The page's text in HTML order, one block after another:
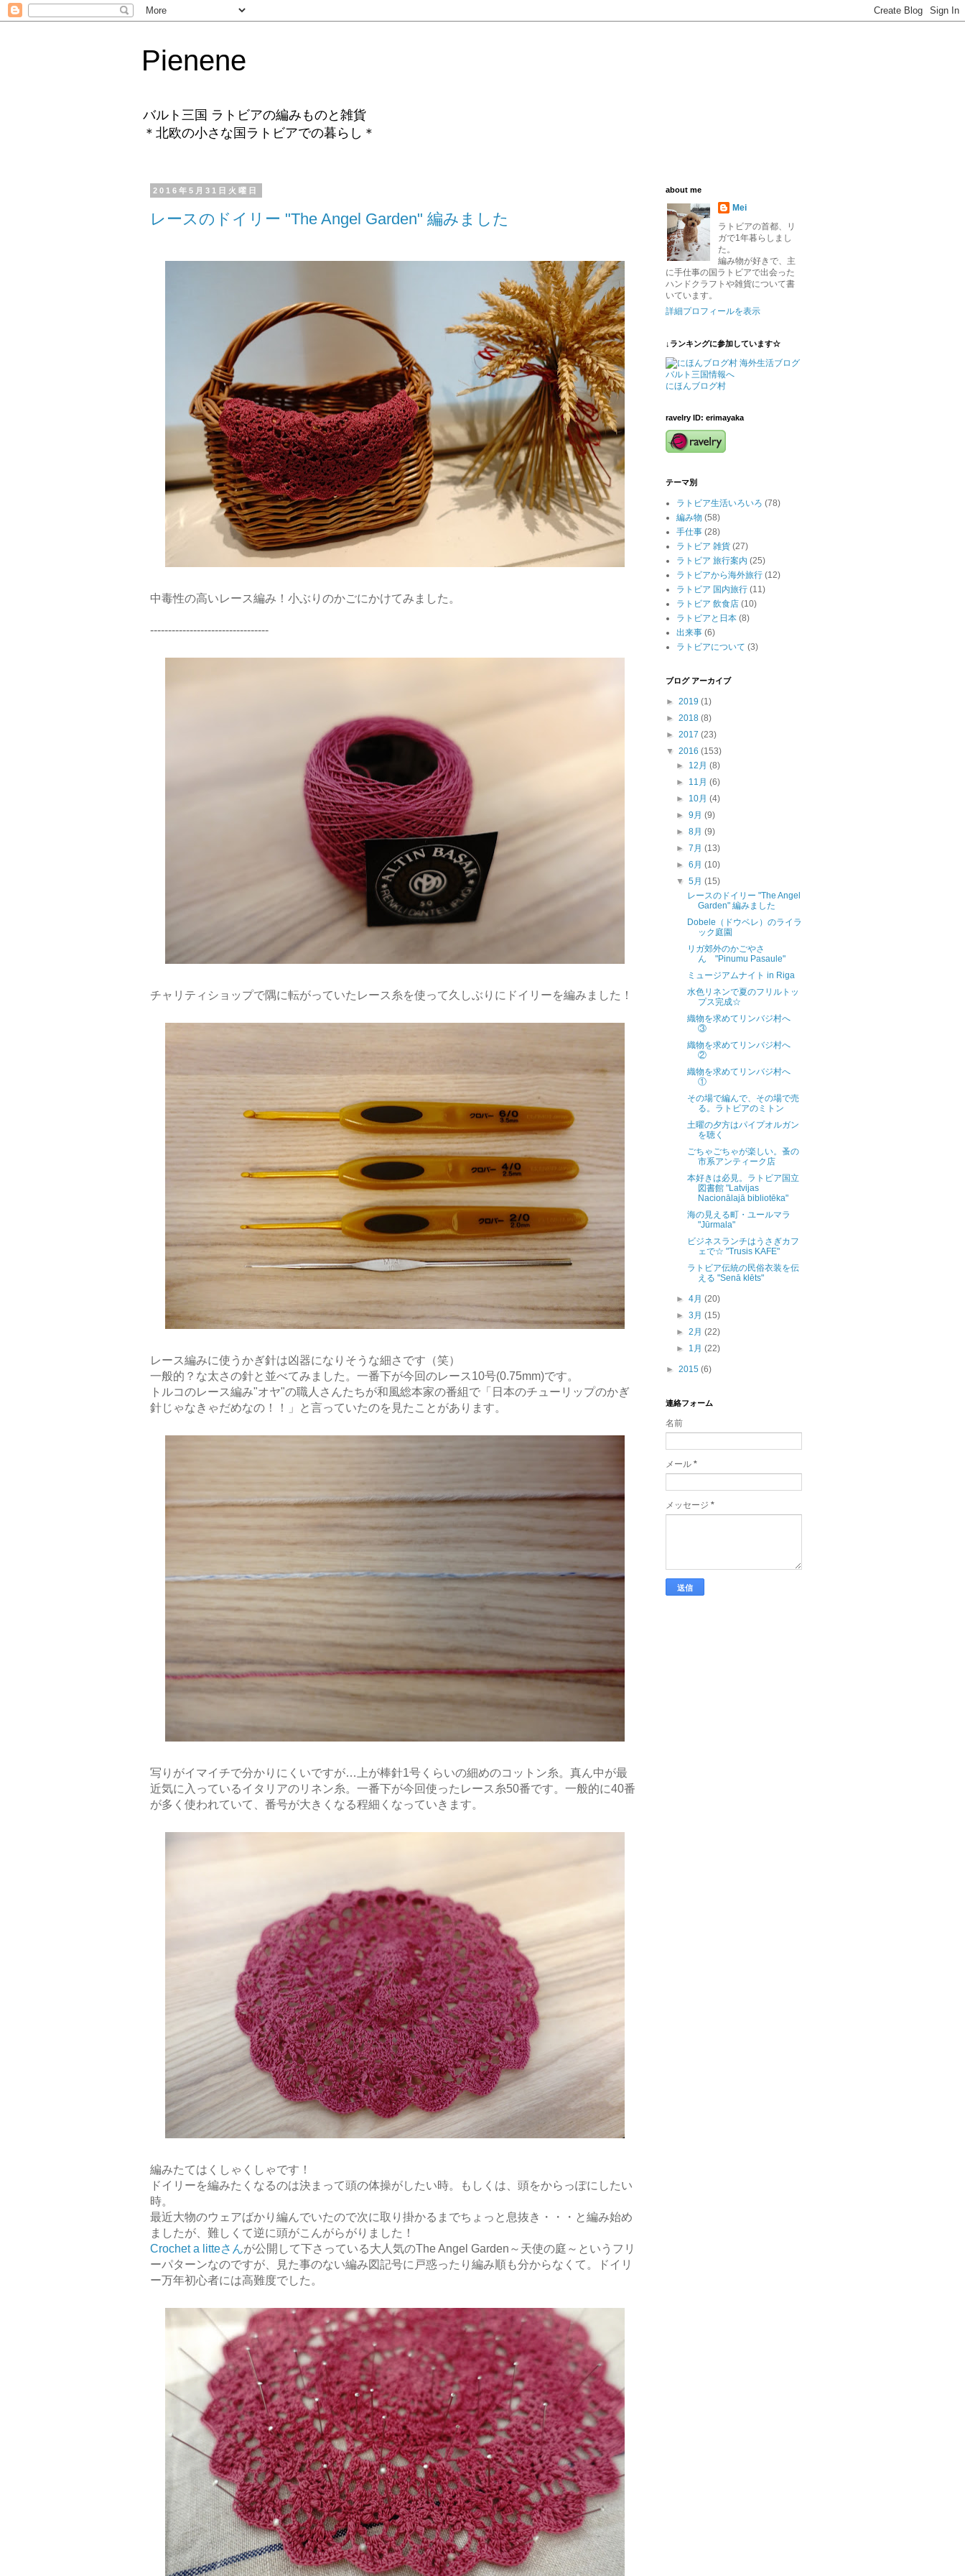
Pienene
バルト三国 ラトビアの編みものと雑貨
＊北欧の小さな国ラトビアでの暮らし＊
2016年5月31日火曜日
レースのドイリー "The Angel Garden" 編みました
中毒性の高いレース編み！小ぶりのかごにかけてみました。
---------------------------------
チャリティショップで隅に転がっていたレース糸を使って久しぶりにドイリーを編みました！
レース編みに使うかぎ針は凶器になりそうな細さです（笑）
一般的？な太さの針と並べてみました。一番下が今回のレース10号(0.75mm)です。
トルコのレース編み"オヤ"の職人さんたちが和風総本家の番組で「日本のチューリップのかぎ
針じゃなきゃだめなの！！」と言っていたのを見たことがあります。
写りがイマイチで分かりにくいですが…上が棒針1号くらいの細めのコットン糸。真ん中が最
近気に入っているイタリアのリネン糸。一番下が今回使ったレース糸50番です。一般的に40番
が多く使われていて、番号が大きくなる程細くなっていきます。
編みたてはくしゃくしゃです！
ドイリーを編みたくなるのは決まって頭の体操がしたい時。もしくは、頭をからっぽにしたい
時。
最近大物のウェアばかり編んでいたので次に取り掛かるまでちょっと息抜き・・・と編み始め
ましたが、難しくて逆に頭がこんがらがりました！
Crochet a litteさんが公開して下さっている大人気のThe Angel Garden～天使の庭～というフリ
ーパターンなのですが、見た事のない編み図記号に戸惑ったり編み順も分からなくて。ドイリ
ー万年初心者には高難度でした。
about me
Mei
ラトビアの首都、リ
ガで1年暮らしまし
た。
編み物が好きで、主
に手仕事の国ラトビアで出会った
ハンドクラフトや雑貨について書
いています。
詳細プロフィールを表示
↓ランキングに参加しています☆
にほんブログ村
ravelry ID: erimayaka
テーマ別
ラトビア生活いろいろ (78)
編み物 (58)
手仕事 (28)
ラトビア 雑貨 (27)
ラトビア 旅行案内 (25)
ラトビアから海外旅行 (12)
ラトビア 国内旅行 (11)
ラトビア 飲食店 (10)
ラトビアと日本 (8)
出来事 (6)
ラトビアについて (3)
ブログ アーカイブ
► 2019 (1)
► 2018 (8)
► 2017 (23)
▼ 2016 (153)
► 12月(8)
► 11月(6)
► 10月(4)
►9月(9)
►8月(9)
►7月(13)
►6月(10)
▼5月(15)
レースのドイリー "The Angel
Garden" 編みました
Dobele（ドウベレ）のライラ
ック庭園
リガ郊外のかごやさ
ん "Pinumu Pasaule"
ミュージアムナイト in Riga
水色リネンで夏のフリルトッ
プス完成☆
織物を求めてリンバジ村へ
③
織物を求めてリンバジ村へ
②
織物を求めてリンバジ村へ
①
その場で編んで、その場で売
る。ラトビアのミトン
土曜の夕方はパイプオルガン
を聴く
ごちゃごちゃが楽しい。蚤の
市系アンティーク店
本好きは必見。ラトビア国立
図書館 "Latvijas
Nacionālajā bibliotēka"
海の見える町・ユールマラ
"Jūrmala"
ビジネスランチはうさぎカフ
ェで☆ "Trusis KAFE"
ラトビア伝統の民俗衣装を伝
える "Senā klēts"
►4月(20)
►3月(15)
►2月(22)
► 1月(22)
► 2015 (6)
連絡フォーム
名前
メール *
メッセージ *